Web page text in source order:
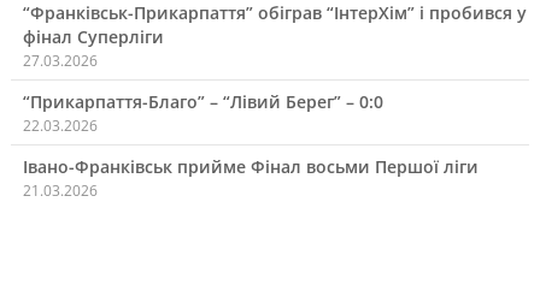
“Франківськ-Прикарпаття” обіграв “ІнтерХім” і пробився у
фінал Суперліги
27.03.2026
“Прикарпаття-Благо” – “Лівий Берег” – 0:0
22.03.2026
Івано-Франківськ прийме Фінал восьми Першої ліги
21.03.2026